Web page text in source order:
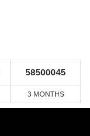
58500045
3 MONTHS